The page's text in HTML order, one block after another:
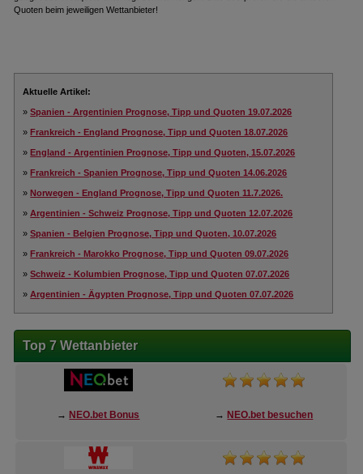
Quoten beim jeweiligen Wettanbieter!
Aktuelle Artikel:
»Spanien - Argentinien Prognose, Tipp und Quoten 19.07.2026
»Frankreich - England Prognose, Tipp und Quoten 18.07.2026
»England - Argentinien Prognose, Tipp und Quoten, 15.07.2026
»Frankreich - Spanien Prognose, Tipp und Quoten 14.06.2026
»Norwegen - England Prognose, Tipp und Quoten 11.7.2026.
»Argentinien - Schweiz Prognose, Tipp und Quoten 12.07.2026
»Spanien - Belgien Prognose, Tipp und Quoten, 10.07.2026
»Frankreich - Marokko Prognose, Tipp und Quoten 09.07.2026
»Schweiz - Kolumbien Prognose, Tipp und Quoten 07.07.2026
»Argentinien - Ägypten Prognose, Tipp und Quoten 07.07.2026
Top 7 Wettanbieter
→ NEO.bet Bonus → NEO.bet besuchen